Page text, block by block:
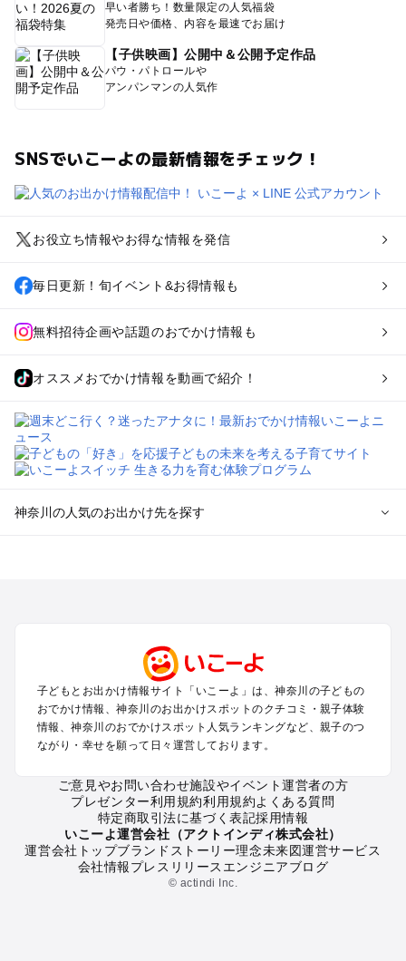
早い者勝ち！数量限定の人気福袋
発売日や価格、内容を最速でお届け
【子供映画】公開中＆公開予定作品
パウ・パトロールや
アンパンマンの人気作
SNSでいこーよの最新情報をチェック！
お役立ち情報やお得な情報を発信
毎日更新！旬イベント&お得情報も
無料招待企画や話題のおでかけ情報も
オススメおでかけ情報を動画で紹介！
神奈川の人気のお出かけ先を探す
小田原・熱海・湯河原・真鶴のプールお出かけ
町田・相模原・愛川・上野原のプールお出かけ
新横浜・港北エリア・日吉・青葉台・鶴見のプールお出かけ
川崎のプールお出かけ
海老名・厚木のプールお出かけ
箱根（湯本・強羅・小涌谷・仙石原・芦ノ湖）のプールお出か
秦野・南足柄・丹沢のプールお出かけ
戸塚・港南・旭・瀬谷・泉（横浜）のプールお出かけ
子どもとお出かけ情報サイト「いこーよ」は、神奈川の子どもの
おでかけ情報、神奈川のお出かけスポットのクチコミ・親子体験
情報、神奈川のおでかけスポット人気ランキングなど、親子のつ
ながり・幸せを願って日々運営しております。
ご意見やお問い合わせ施設やイベント運営者の方
プレゼンター利用規約利用規約よくある質問
特定商取引法に基づく表記採用情報
いこーよ運営会社（アクトインディ株式会社）
運営会社トップブランドストーリー理念未来図運営サービス
会社情報プレスリリース エンジニアブログ
© actindi Inc.